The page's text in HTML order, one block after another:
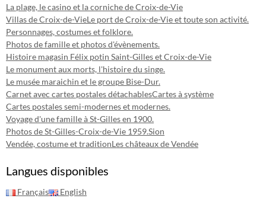
La plage, le casino et la corniche de Croix-de-Vie
Villas de Croix-de-VieLe port de Croix-de-Vie et toute son activité.
Personnages, costumes et folklore.
Photos de famille et photos d'évènements.
Histoire magasin Félix potin Saint-Gilles et Croix-de-Vie
Le monument aux morts, l'histoire du singe.
Le musée maraichin et le groupe Bise-Dur.
Carnet avec cartes postales détachablesCartes à système
Cartes postales semi-modernes et modernes.
Voyage d'une famille à St-Gilles en 1900.
Photos de St-Gilles-Croix-de-Vie 1959.Sion
Vendée, costume et traditionLes châteaux de Vendée
Langues disponibles
Français English